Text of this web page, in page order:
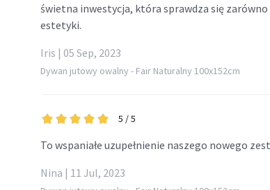
świetna inwestycja, która sprawdza się
estetyki.
Iris | 05 Sep, 2023
Dywan jutowy owalny - Fair Naturalny 100x152cm
5 / 5
To wspaniałe uzupełnienie naszego nowego
Nina | 11 Jul, 2023